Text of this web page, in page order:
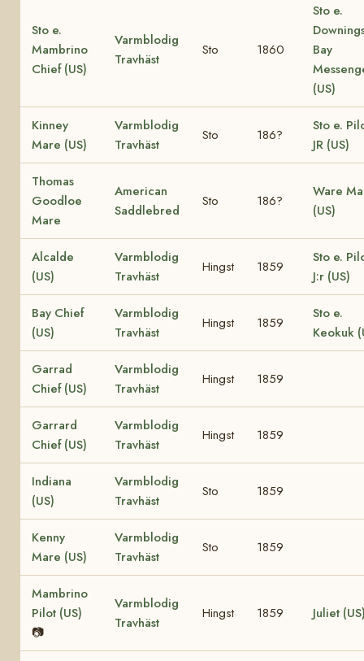
Sto e.
Mambrino
Chief (US)
Varmblodig
Travhäst
Sto 1860
Sto e.
Bay
(US)
Kinney
Mare (US)
Varmblodig
Travhäst
Sto 186?
Sto e.
JR (US)
Thomas
Goodloe
Mare
American
Saddlebred
Sto 186?
Ware
(US)
Alcalde
(US)
Varmblodig
Travhäst
Hingst 1859
Sto e.
J:r (US)
Bay Chief
(US)
Varmblodig
Travhäst
Hingst 1859
Sto e.
Keokuk
Garrad
Chief (US)
Varmblodig
Travhäst
Hingst 1859
Garrard
Chief (US)
Varmblodig
Travhäst
Hingst 1859
Indiana
(US)
Varmblodig
Travhäst
Sto 1859
Kenny
Mare (US)
Varmblodig
Travhäst
Sto 1859
Mambrino
Pilot (US)
📷
Varmblodig
Travhäst
Hingst 1859 Juliet